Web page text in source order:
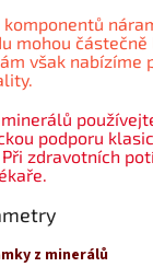
mohou
však nabízíme
podporu
zdravotních
z minerálů